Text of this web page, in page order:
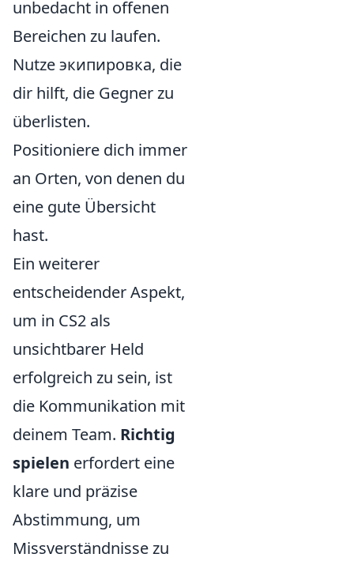
unbedacht in offenen
Bereichen zu laufen.
Nutze экипировка, die
dir hilft, die Gegner zu
überlisten.
Positioniere dich immer
an Orten, von denen du
eine gute Übersicht
hast.
Ein weiterer
entscheidender Aspekt,
um in CS2 als
unsichtbarer Held
erfolgreich zu sein, ist
die Kommunikation mit
deinem Team. Richtig
spielen erfordert eine
klare und präzise
Abstimmung, um
Missverständnisse zu